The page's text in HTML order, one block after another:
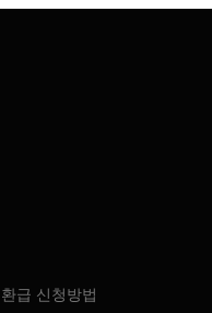
급 신청방법